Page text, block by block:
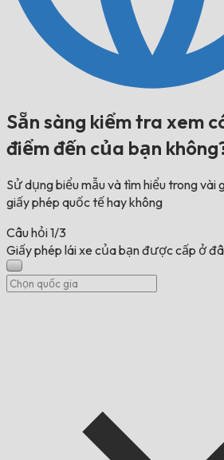
Sẵn sàng kiểm tra xem
điểm đến của bạn
Sử dụng biểu mẫu và tìm hiểu trong vài
giấy phép quốc tế hay không
Câu hỏi1/3
Giấy phép lái xe của bạn được cấp ở